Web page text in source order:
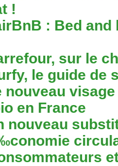
!
: Bed
sur le
le guide de
nouveau
en France
nouveau